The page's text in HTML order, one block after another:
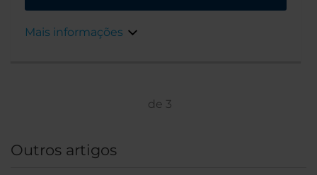
boutiques artesanais e locais importantes,
Peggy Guggenheim.
Mais informações
de 3
Outros artigos